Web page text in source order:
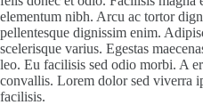
elementum nibh. Arcu ac tortor
pellentesque dignissim enim.
scelerisque varius. Egestas
leo. Eu facilisis sed odio morbi. A
convallis. Lorem dolor sed viverra
facilisis.